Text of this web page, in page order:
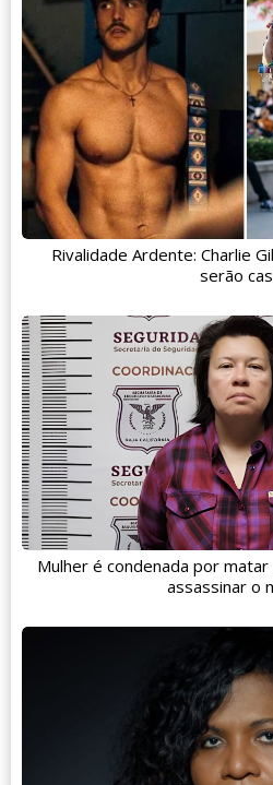
Rivalidade Ardente: Charlie
serão
Mulher é condenada por
assassinar o